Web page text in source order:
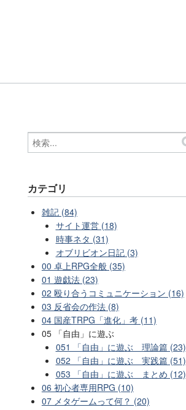
カテゴリ
雑記 (84)
サイト運営 (18)
時事ネタ (31)
オブリビオン日記 (3)
00 卓上RPG全般 (35)
01 遊戯法 (23)
02 殴り合うコミュニケーション (16)
03 反省会の作法 (8)
04 国産TRPG「進化」考 (11)
05 「自由」に遊ぶ
051 「自由」に遊ぶ 理論篇 (23)
052 「自由」に遊ぶ 実践篇 (51)
053 「自由」に遊ぶ まとめ (12)
06 初心者専用RPG (10)
07 メタゲームって何？ (20)